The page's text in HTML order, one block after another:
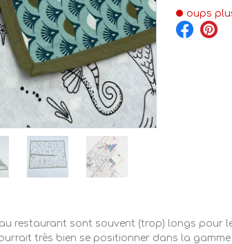
oups
restaurant sont souvent (trop) longs pour
très bien se positionner dans la